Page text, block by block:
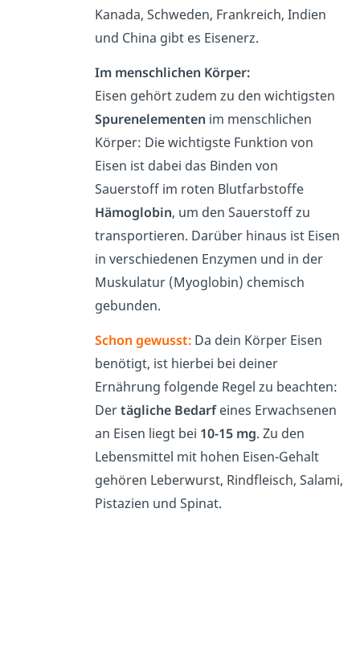
Kanada, Schweden, Frankreich, Indien
und China gibt es Eisenerz.
Im menschlichen Körper:
Eisen gehört zudem zu den wichtigsten
Spurenelementen im menschlichen
Körper: Die wichtigste Funktion von
Eisen ist dabei das Binden von
Sauerstoff im roten Blutfarbstoffe
Hämoglobin, um den Sauerstoff zu
transportieren. Darüber hinaus ist Eisen
in verschiedenen Enzymen und in der
Muskulatur (Myoglobin) chemisch
gebunden.
Schon gewusst:Da dein Körper Eisen
benötigt, ist hierbei bei deiner
Ernährung folgende Regel zu beachten:
Dertägliche Bedarfeines Erwachsenen
an Eisen liegt bei 10-15 mg. Zu den
Lebensmittel mit hohen Eisen-Gehalt
gehören Leberwurst, Rindfleisch, Salami,
Pistazien und Spinat.